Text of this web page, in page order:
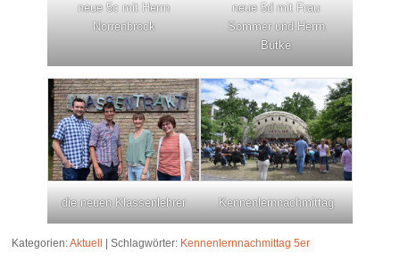
neue 5c mit Herrn
Norrenbrock
neue 5d mit Frau
Sommer und Herrn
Butke
die neuen Klassenlehrer Kennenlernnachmittag
Kategorien:Aktuell |Schlagwörter: Kennenlernnachmittag 5er